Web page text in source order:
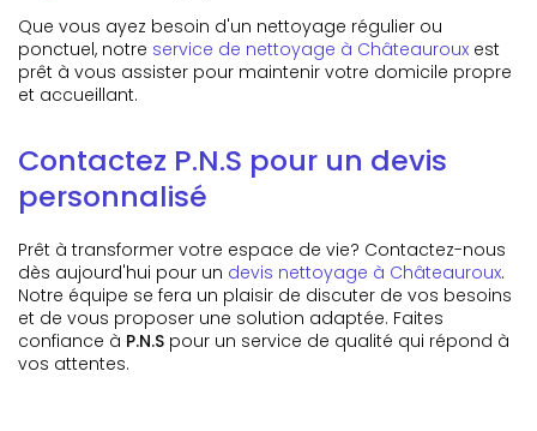
Que vous ayez besoin d'un nettoyage régulier ou
ponctuel, notre service de nettoyage à Châteauroux est
prêt à vous assister pour maintenir votre domicile propre
et accueillant.
Contactez P.N.S pour un devis
personnalisé
Prêt à transformer votre espace de vie? Contactez-nous
dès aujourd'hui pour un devis nettoyage à Châteauroux.
Notre équipe se fera un plaisir de discuter de vos besoins
et de vous proposer une solution adaptée. Faites
confiance à P.N.S pour un service de qualité qui répond à
vos attentes.